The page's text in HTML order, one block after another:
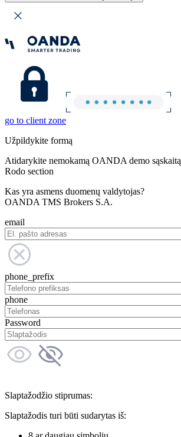
go to client zone
Užpildykite formą
Atidarykite nemokamą OANDA demo sąskaitą
Rodo section
Kas yra asmens duomenų valdytojas?
OANDA TMS Brokers S.A.
email
phone_prefix
phone
Password
Slaptažodžio stiprumas:
Slaptažodis turi būti sudarytas iš: